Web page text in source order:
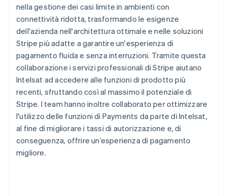
nella gestione dei casi limite in ambienti con
connettività ridotta, trasformando le esigenze
dell'azienda nell'architettura ottimale e nelle soluzioni
Stripe più adatte a garantire un'esperienza di
pagamento fluida e senza interruzioni. Tramite questa
collaborazione i servizi professionali di Stripe aiutano
Intelsat ad accedere alle funzioni di prodotto più
recenti, sfruttando così al massimo il potenziale di
Stripe. I team hanno inoltre collaborato per ottimizzare
l'utilizzo delle funzioni di Payments da parte di Intelsat,
al fine di migliorare i tassi di autorizzazione e, di
conseguenza, offrire un’esperienza di pagamento
migliore.